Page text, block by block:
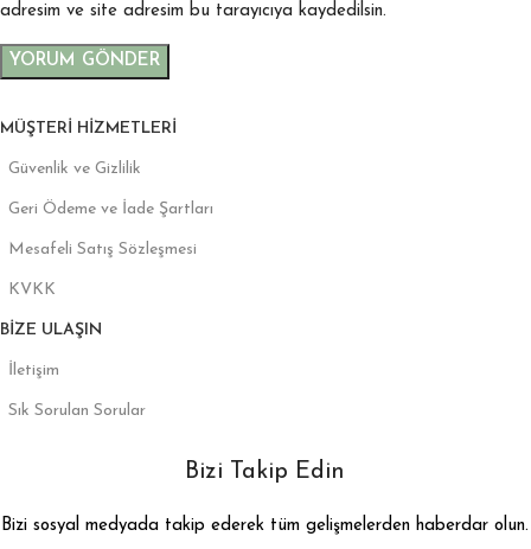
adresim ve site adresim bu tarayıcıya kaydedilsin.
MÜŞTERI HIZMETLERI
Güvenlik ve Gizlilik
Geri Ödeme ve İade Şartları
Mesafeli Satış Sözleşmesi
KVKK
BIZE ULAŞIN
İletişim
Sık Sorulan Sorular
Bizi Takip Edin
Bizi sosyal medyada takip ederek tüm gelişmelerden haberdar olun.